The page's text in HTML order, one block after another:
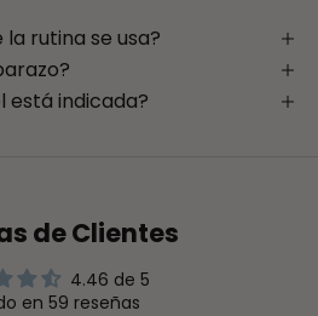
rutina se usa?
está indicada?
de Clientes
4.46 de 5
en 59 reseñas